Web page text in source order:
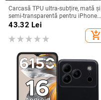
Carcasă TPU ultra-subțire, mată și
semi-transparentă pentru iPhone
11/12/14/15/16/17 Pro Max,
protecție împotriva căderilor, anti-
amprente
43.32 Lei
add_shopping_cart